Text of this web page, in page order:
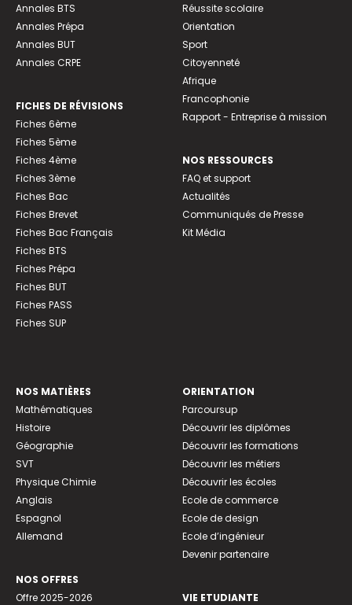
Annales BTS
Annales Prépa
Annales BUT
Annales CRPE
FICHES DE RÉVISIONS
Fiches 6ème
Fiches 5ème
Fiches 4ème
Fiches 3ème
Fiches Bac
Fiches Brevet
Fiches Bac Français
Fiches BTS
Fiches Prépa
Fiches BUT
Fiches PASS
Fiches SUP
Réussite scolaire
Orientation
Sport
Citoyenneté
Afrique
Francophonie
Rapport - Entreprise à mission
NOS RESSOURCES
FAQ et support
Actualités
Communiqués de Presse
Kit Média
NOS MATIÈRES
Mathématiques
Histoire
Géographie
SVT
Physique Chimie
Anglais
Espagnol
Allemand
NOS OFFRES
Offre 2025-2026
ORIENTATION
Parcoursup
Découvrir les diplômes
Découvrir les formations
Découvrir les métiers
Découvrir les écoles
Ecole de commerce
Ecole de design
Ecole d’ingénieur
Devenir partenaire
VIE ETUDIANTE